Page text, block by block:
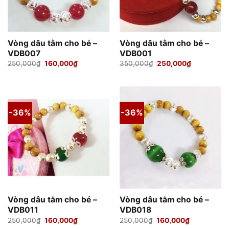
Vòng dâu tằm cho bé –
VDB007
250,000₫ Giá
160,000₫Giá
hiện
Vòng dâu tằm cho bé –
VDB001
350,000₫ Giá
250,000₫Giá
hiện
-36%
Vòng dâu tằm cho bé –
VDB011
250,000₫ Giá
gốc
160,000₫Giá
hiện
-36%
Vòng dâu tằm cho bé –
VDB018
250,000₫ Giá
gốc
160,000₫Giá
hiện